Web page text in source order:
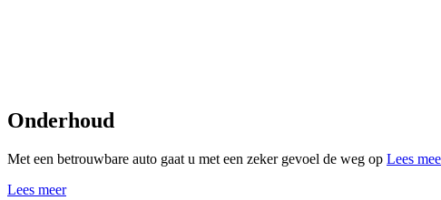
Onderhoud
Met een betrouwbare auto gaat u met een zeker gevoel de weg op Lees
Lees meer